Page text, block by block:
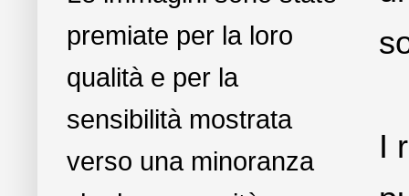
premiate per la loro
qualità e per la
sensibilità mostrata
verso una minoranza
I